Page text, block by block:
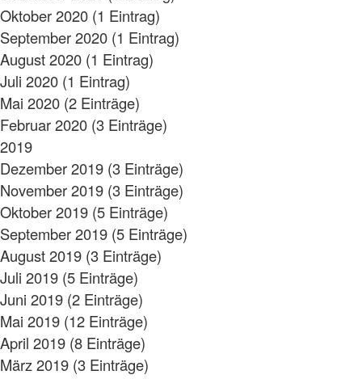
Oktober 2020 (1 Eintrag)
September 2020 (1 Eintrag)
August 2020 (1 Eintrag)
Juli 2020 (1 Eintrag)
Mai 2020 (2 Einträge)
Februar 2020 (3 Einträge)
2019
Dezember 2019 (3 Einträge)
November 2019 (3 Einträge)
Oktober 2019 (5 Einträge)
September 2019 (5 Einträge)
August 2019 (3 Einträge)
Juli 2019 (5 Einträge)
Juni 2019 (2 Einträge)
Mai 2019 (12 Einträge)
April 2019 (8 Einträge)
März 2019 (3 Einträge)